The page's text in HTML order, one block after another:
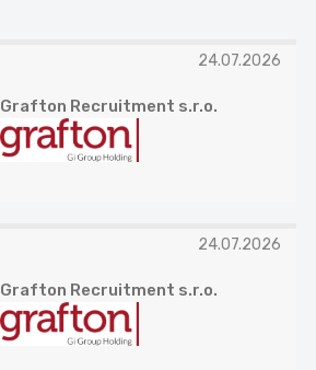
24.07.2026
Grafton Recruitment s.r.o.
24.07.2026
Grafton Recruitment s.r.o.